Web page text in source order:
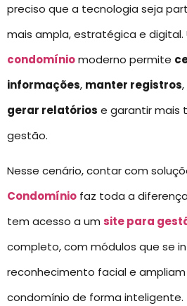
preciso que a tecnologia seja
mais ampla, estratégica e digital.
condomíniomoderno permite
informações, manter registros,
gerar relatórios e garantir mais
gestão.
Nesse cenário, contar com
Condomínio faz toda a
tem acesso a um site para
completo, com módulos que se
reconhecimento facial e
condomínio de forma inteligente.